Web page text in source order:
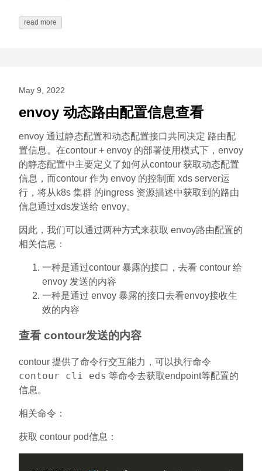
read more
May 9, 2022
envoy 动态路由配置信息查看
envoy 通过静态配置和动态配置接口共同决定 路由配
置信息。在contour + envoy 的部署使用模式下，envoy
的静态配置中主要定义了如何从contour 获取动态配置
信息，而contour 作为 envoy 的控制面 xds server运
行，将从k8s 集群 的ingress 资源描述中获取到的路由
信息通过xds发送给 envoy。
因此，我们可以通过两种方式来获取 envoy路由配置的
相关信息：
一种是通过contour 暴露的接口，去看 contour 给
envoy 发送的内容
一种是通过 envoy 暴露的接口去看envoy接收生
效的内容
查看 contour发送的内容
contour 提供了命令行交互能力，可以执行命令
contour cli eds 等命令去获取endpoint等配置的
信息。
相关命令：
获取 contour pod信息：